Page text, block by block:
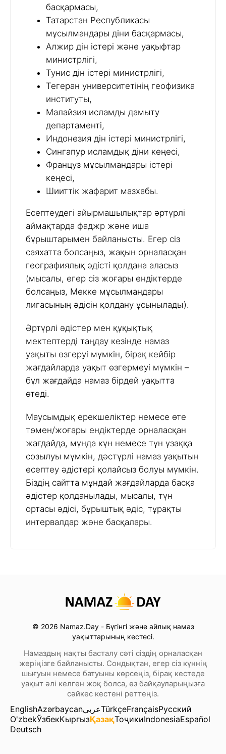
басқармасы,
Татарстан Республикасы
мұсылмандары діни басқармасы,
Алжир дін істері және уақыфтар
министрлігі,
Тунис дін істері министрлігі,
Тегеран университетінің геофизика
институты,
Малайзия исламды дамыту
департаменті,
Индонезия дін істері министрлігі,
Сингапур исламдық діни кеңесі,
Француз мұсылмандары істері
кеңесі,
Шииттік жафарит мазхабы.
Есептеудегі айырмашылықтар әртүрлі
аймақтарда фаджр және иша
бұрыштарымен байланысты. Егер сіз
саяхатта болсаңыз, жақын орналасқан
географиялық әдісті қолдана аласыз
(мысалы, егер сіз жоғары ендіктерде
болсаңыз, Мекке мұсылмандары
лигасының әдісін қолдану ұсынылады).
Әртүрлі әдістер мен құқықтық
мектептерді таңдау кезінде намаз
уақыты өзгеруі мүмкін, бірақ кейбір
жағдайларда уақыт өзгермеуі мүмкін –
бұл жағдайда намаз бірдей уақытта
өтеді.
Маусымдық ерекшеліктер немесе өте
төмен/жоғары ендіктерде орналасқан
жағдайда, мұнда күн немесе түн ұзаққа
созылуы мүмкін, дәстүрлі намаз уақытын
есептеу әдістері қолайсыз болуы мүмкін.
Біздің сайтта мұндай жағдайларда басқа
әдістер қолданылады, мысалы, түн
ортасы әдісі, бұрыштық әдіс, тұрақты
интервалдар және басқалары.
© 2026 Namaz.Day - Бүгінгі және айлық намаз
уақыттарының кестесі.
Намаздың нақты басталу сәті сіздің орналасқан
жеріңізге байланысты. Сондықтан, егер сіз күннің
шығуын немесе батуыны көрсеңіз, бірақ кестеде
уақыт әлі келген жоқ болса, өз байқауларыңызға
сәйкес кестені реттеңіз.
EnglishAzərbaycanعربيTürkçeFrançaisРусский
O'zbekЎзбекКыргызҚазақТоҷикиIndonesiaEspañol
Deutsch